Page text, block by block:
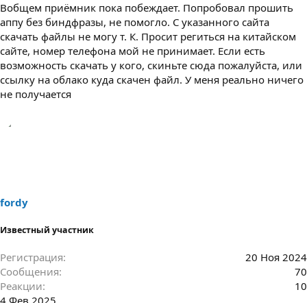
Вобщем приёмник пока побеждает. Попробовал прошить
аппу без биндфразы, не помогло. С указанного сайта
скачать файлы не могу т. К. Просит региться на китайском
сайте, номер телефона мой не принимает. Если есть
возможность скачать у кого, скиньте сюда пожалуйста, или
ссылку на облако куда скачен файл. У меня реально ничего
не получается
fordy
Известный участник
Регистрация
20 Ноя 2024
Сообщения
70
Реакции
10
4 Фев 2025